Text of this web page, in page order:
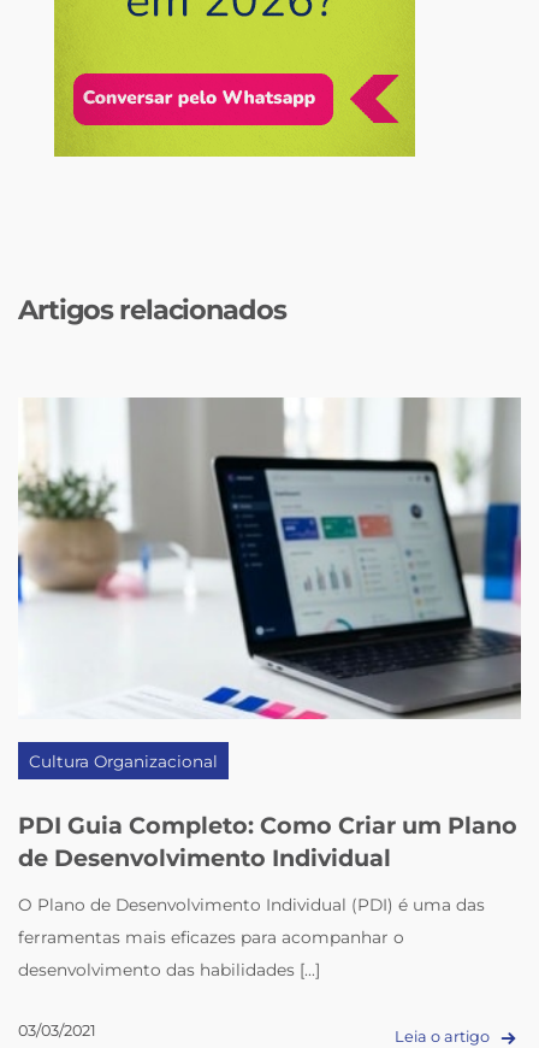
Artigos relacionados
Cultura Organizacional
PDI Guia Completo: Como Criar um Plano
de Desenvolvimento Individual
O Plano de Desenvolvimento Individual (PDI) é uma das
ferramentas mais eficazes para acompanhar o
desenvolvimento das habilidades [...]
03/03/2021 Leia o artigo